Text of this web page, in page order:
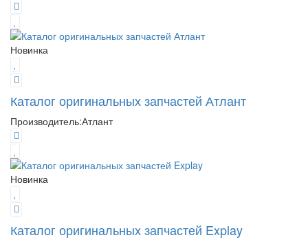
Новинка
Каталог оригинальных запчастей Атлант
Производитель:Атлант
Новинка
Каталог оригинальных запчастей Explay